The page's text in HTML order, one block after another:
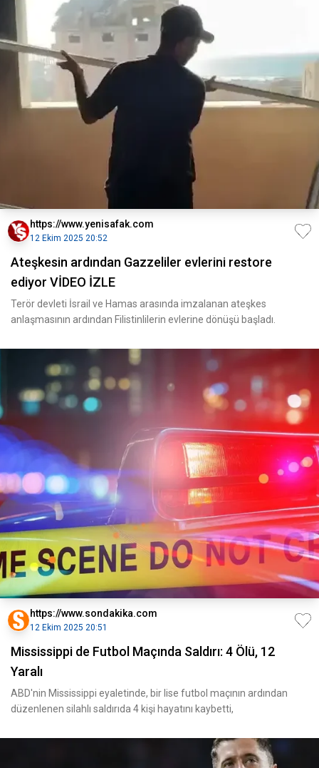
https://www.yenisafak.com
12 Ekim 2025 20:52
Ateşkesin ardından Gazzeliler evlerini restore
ediyor VİDEO İZLE
Terör devleti İsrail ve Hamas arasında imzalanan ateşkes
anlaşmasının ardından Filistinlilerin evlerine dönüşü başladı.
https://www.sondakika.com
12 Ekim 2025 20:51
Mississippi de Futbol Maçında Saldırı: 4 Ölü, 12
Yaralı
ABD'nin Mississippi eyaletinde, bir lise futbol maçının ardından
düzenlenen silahlı saldırıda 4 kişi hayatını kaybetti,